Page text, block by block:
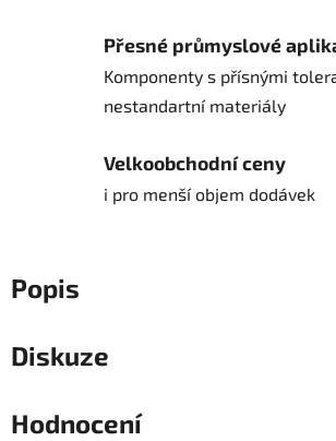
Přesné průmyslové
Komponenty s přísnými
nestandartní materiály
Velkoobchodní ceny
i pro menší objem dodávek
Popis
Diskuze
Hodnocení